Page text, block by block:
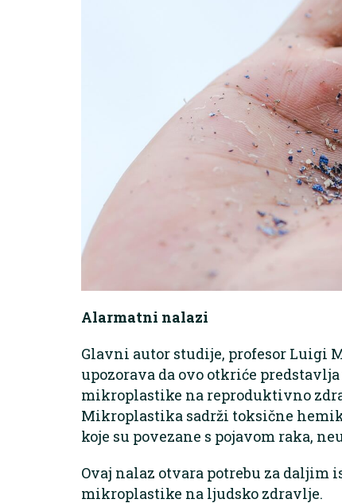
Alarmatni nalazi
Glavni autor studije, profesor Luigi
upozorava da ovo otkriće
mikroplastike na reproduktivno
Mikroplastika sadrži toksične
koje su povezane s pojavom raka,
Ovaj nalaz otvara potrebu za
mikroplastike na ljudsko zdravlje.